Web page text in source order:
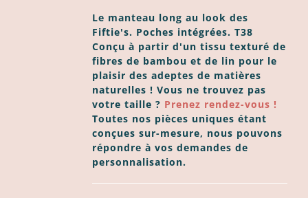
Le manteau long au look des
Fiftie's. Poches intégrées.T38
Conçu à partir d'un tissu texturé de
fibres de bambou et de lin pour le
plaisir des adeptes de matières
naturelles ! Vous ne trouvez pas
votre taille ? Prenez rendez-vous !
Toutes nos pièces uniques étant
conçues sur-mesure, nous pouvons
répondre à vos demandes de
personnalisation.